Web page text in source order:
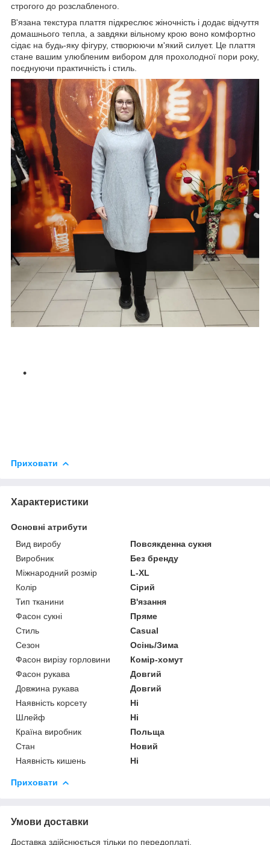
строгого до розслабленого.
В'язана текстура плаття підкреслює жіночність і додає відчуття
домашнього тепла, а завдяки вільному крою воно комфортно
сідає на будь-яку фігуру, створюючи м'який силует. Це плаття
стане вашим улюбленим вибором для прохолодної пори року,
поєднуючи практичність і стиль.
Приховати
Характеристики
Основні атрибути
Вид виробу
Повсякденна сукня
Виробник
Без бренду
Міжнародний розмір
L-XL
Колір
Сірий
Тип тканини
В'язання
Фасон сукні
Пряме
Стиль
Casual
Сезон
Осінь/Зима
Фасон вирізу горловини
Комір-хомут
Фасон рукава
Довгий
Довжина рукава
Довгий
Наявність корсету
Ні
Шлейф
Ні
Країна виробник
Польща
Стан
Новий
Наявність кишень
Ні
Приховати
Умови доставки
Доставка здійснюється тільки по передоплаті.